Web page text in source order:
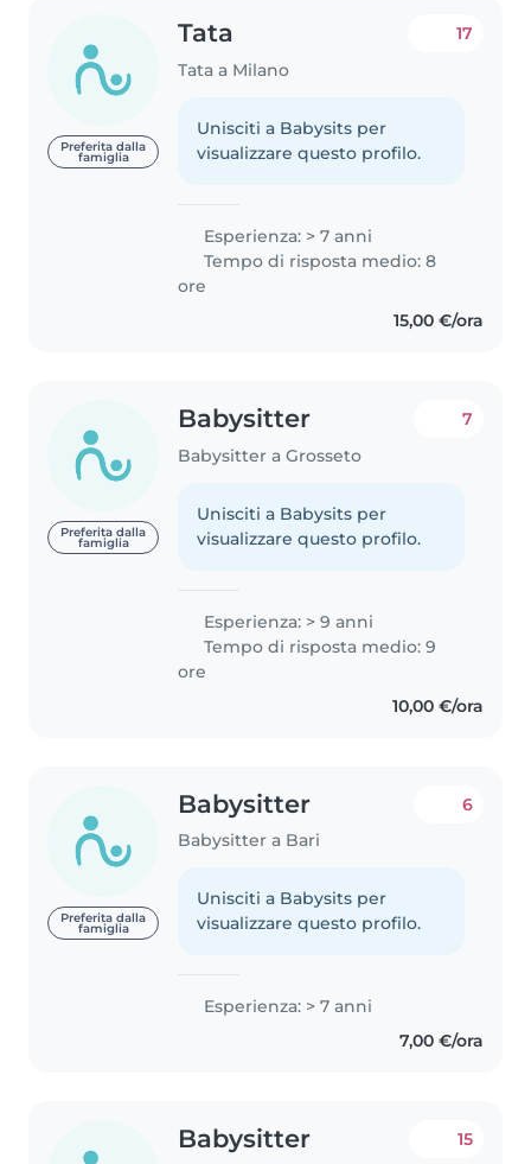
Preferita dalla
famiglia
Tata
Tata a Milano
17
Unisciti a Babysits per
visualizzare questo profilo.
Esperienza: > 7 anni
Tempo di risposta medio: 8
ore
15,00 €/ora
Preferita dalla
famiglia
Babysitter
Babysitter a Grosseto
7
Unisciti a Babysits per
visualizzare questo profilo.
Esperienza: > 9 anni
Tempo di risposta medio: 9
ore
10,00 €/ora
Preferita dalla
famiglia
Babysitter
Babysitter a Bari
6
Unisciti a Babysits per
visualizzare questo profilo.
Esperienza: > 7 anni
7,00 €/ora
Babysitter 15